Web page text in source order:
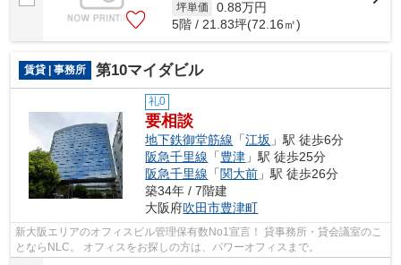
坪単価 0.88万円
5階 / 21.83坪(72.16㎡)
賃貸 | 事務所 第10マイダビル
礼0
要相談
地下鉄御堂筋線 「江坂 」駅 徒歩6分
阪急千里線 「豊津 」駅 徒歩25分
阪急千里線 「関大前 」駅 徒歩26分
築34年 / 7階建
大阪府吹田市豊津町
新大阪エリアのオフィスビル管理保有数No1宣言！ 貸事務所・貸会議室のこ
とならNLC。 オフィスをお探しの方は、パワーオフィスまで。